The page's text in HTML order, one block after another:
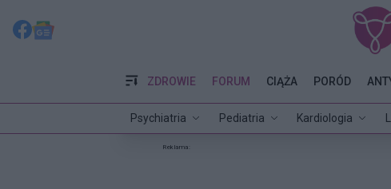
ZDROWIE
Psychiatria Pediatria Kardiologia
FORUM CIĄŻA PORÓD
Reklama: